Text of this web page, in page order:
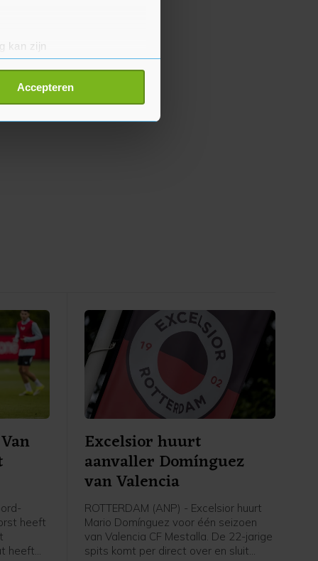
kan zijn
detailgedeelte
Accepteren
heeft
heeft
Excelsior huurt
aanvaller Domínguez
van Valencia
ROTTERDAM (ANP) - Excelsior huurt
Mario Domínguez voor één seizoen
van Valencia CF Mestalla. De 22-jarige
spits komt per direct over en sluit